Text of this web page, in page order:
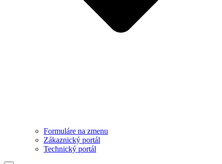
Formuláre na zmenu
Zákaznický portál
Technický portál